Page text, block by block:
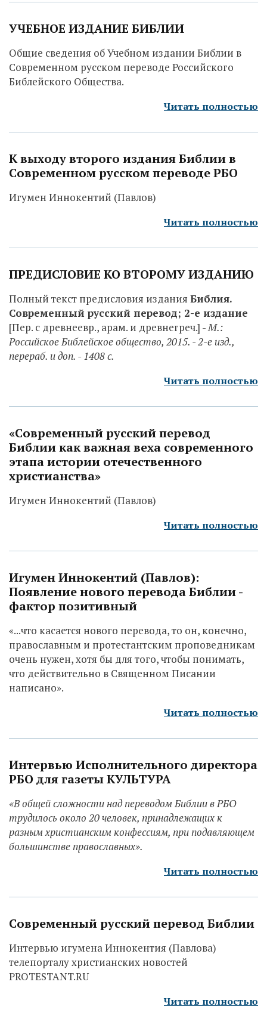
УЧЕБНОЕ ИЗДАНИЕ БИБЛИИ
Общие сведения об Учебном издании Библии в
Современном русском переводе Российского
Библейского Общества.
Читать полностью
К выходу второго издания Библии в
Современном русском переводе РБО
Игумен Иннокентий (Павлов)
Читать полностью
ПРЕДИСЛОВИЕ КО ВТОРОМУ ИЗДАНИЮ
Полный текст предисловия издания Библия.
Современный русский перевод; 2-е издание
[Пер. с древнеевр., арам. и древнегреч.] -М.:
Российское Библейское общество, 2015. - 2-е изд.,
перераб. и доп. - 1408 c.
Читать полностью
«Современный русский перевод
Библии как важная веха современного
этапа истории отечественного
христианства»
Игумен Иннокентий (Павлов)
Читать полностью
Игумен Иннокентий (Павлов):
Появление нового перевода Библии -
фактор позитивный
«...что касается нового перевода, то он, конечно,
православным и протестантским проповедникам
очень нужен, хотя бы для того, чтобы понимать,
что действительно в Священном Писании
написано».
Читать полностью
Интервью Исполнительного директора
РБО для газеты КУЛЬТУРА
«В общей сложности над переводом Библии в РБО
трудилось около 20 человек, принадлежащих к
разным христианским конфессиям, при подавляющем
большинстве православных».
Читать полностью
Современный русский перевод Библии
Интервью игумена Иннокентия (Павлова)
телепорталу христианских новостей
PROTESTANT.RU
Читать полностью